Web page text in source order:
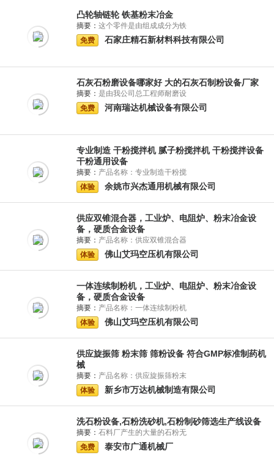
凸轮轴链轮 铁基粉末冶金
摘要： 这个零件是由组成成分为铁
免费
石家庄精石新材料科技有限公司
石灰石粉磨设备哪家好 大的石灰石制粉设备厂家
摘要： 是由我公司总工程师耐磨设
免费
河南瑞达机械设备有限公司
专业制造 干粉搅拌机 腻子粉搅拌机 干粉搅拌设备
干粉通用设备
摘要： 产品名称：专业制造干粉搅
体验
余姚市兴杰通用机械有限公司
供应双锥混合器，工业炉、电阻炉、粉末冶金设
备，硬质合金设备
摘要： 产品名称：供应双锥混合器
体验
佛山艾玛空压机有限公司
一体连续制粉机，工业炉、电阻炉、粉末冶金设
备，硬质合金设备
摘要： 产品名称：一体连续制粉机
体验
佛山艾玛空压机有限公司
供应旋振筛 粉末筛 筛粉设备 符合GMP标准制药机
械
摘要： 产品名称：供应旋振筛粉末
体验
新乡市万达机械制造有限公司
洗石粉设备,石粉洗砂机,石粉制砂筛选生产线设备
摘要： 石料厂产生的大量的石粉无
免费
泰安市广通机械厂